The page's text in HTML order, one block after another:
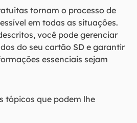
tornam o processo de
em todas as situações.
você pode gerenciar
do seu cartão SD e garantir
essenciais sejam
tópicos que podem lhe